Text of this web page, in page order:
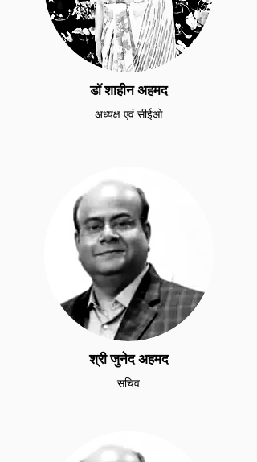
डॉ शाहीन अहमद
अध्यक्ष एवं सीईओ
श्री जुनेद अहमद
सचिव